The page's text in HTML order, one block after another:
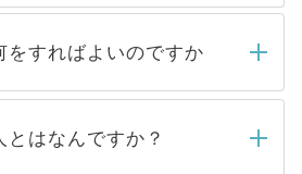
をすればよいのですか
きましたら、弊社担当者がご
認し、その後メールもしくは
とはなんですか？